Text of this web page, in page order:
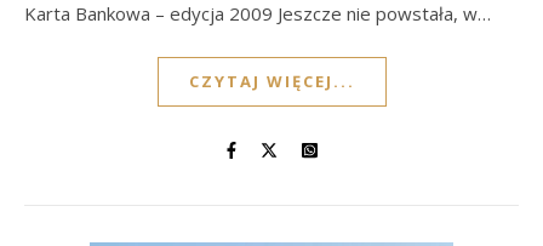
Karta Bankowa – edycja 2009 Jeszcze nie powstała, w…
CZYTAJ WIĘCEJ...